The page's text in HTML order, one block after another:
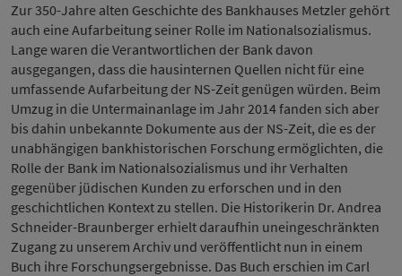
Zur 350-Jahre alten Geschichte des Bankhauses Metzler gehört
auch eine Aufarbeitung seiner Rolle im Nationalsozialismus.
Lange waren die Verantwortlichen der Bank davon
ausgegangen, dass die hausinternen Quellen nicht für eine
umfassende Aufarbeitung der NS-Zeit genügen würden. Beim
Umzug in die Untermainanlage im Jahr 2014 fanden sich aber
bis dahin unbekannte Dokumente aus der NS-Zeit, die es der
unabhängigen bankhistorischen Forschung ermöglichten, die
Rolle der Bank im Nationalsozialismus und ihr Verhalten
gegenüber jüdischen Kunden zu erforschen und in den
geschichtlichen Kontext zu stellen. Die Historikerin Dr. Andrea
Schneider-Braunberger erhielt daraufhin uneingeschränkten
Zugang zu unserem Archiv und veröffentlicht nun in einem
Buch ihre Forschungsergebnisse. Das Buch erschien im Carl